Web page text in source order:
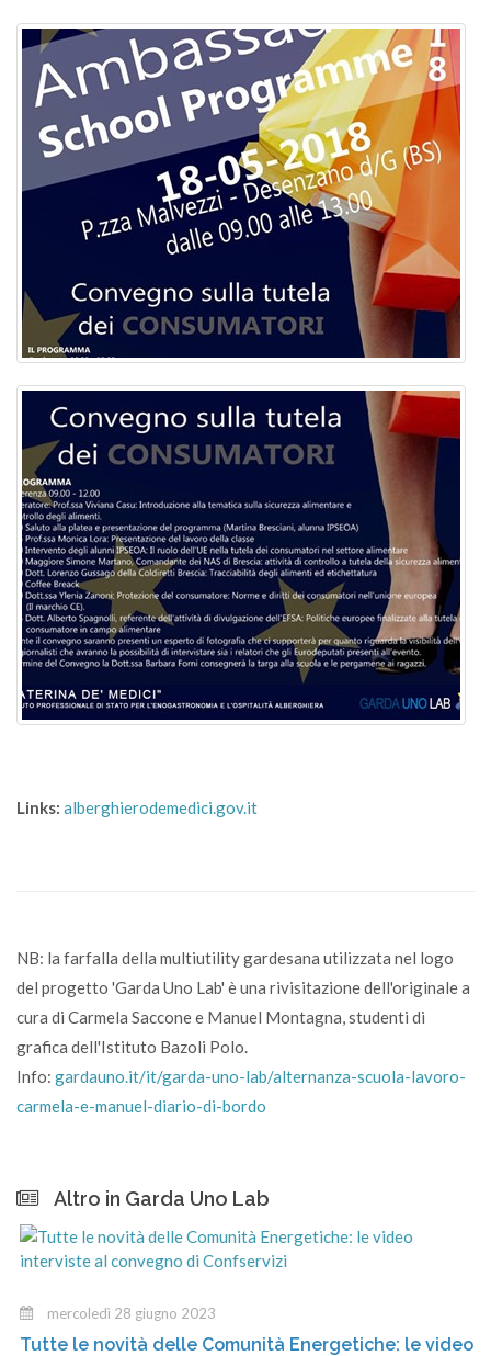
Links: alberghierodemedici.gov.it
NB: la farfalla della multiutility gardesana utilizzata nel logo
del progetto 'Garda Uno Lab' è una rivisitazione dell'originale a
cura di Carmela Saccone e Manuel Montagna, studenti di
grafica dell'Istituto Bazoli Polo.
Info: gardauno.it/it/garda-uno-lab/alternanza-scuola-lavoro-
carmela-e-manuel-diario-di-bordo
Altro in Garda Uno Lab
mercoledì 28 giugno 2023
Tutte le novità delle Comunità Energetiche: le video